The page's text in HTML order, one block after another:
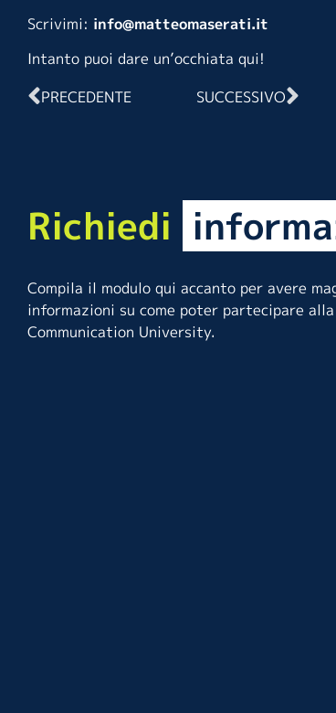
Scrivimi: info@matteomaserati.it
Intanto puoi dare un’occhiata qui!
PRECEDENTE
SUCCESSIVO
Richiedi
Compila il modulo qui accanto per avere
informazioni su come poter partecipare
Communication University.